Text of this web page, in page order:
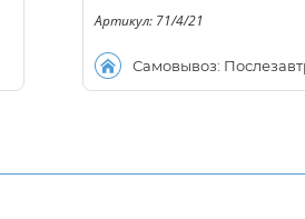
Самовывоз:
Артикул: 71/4/21